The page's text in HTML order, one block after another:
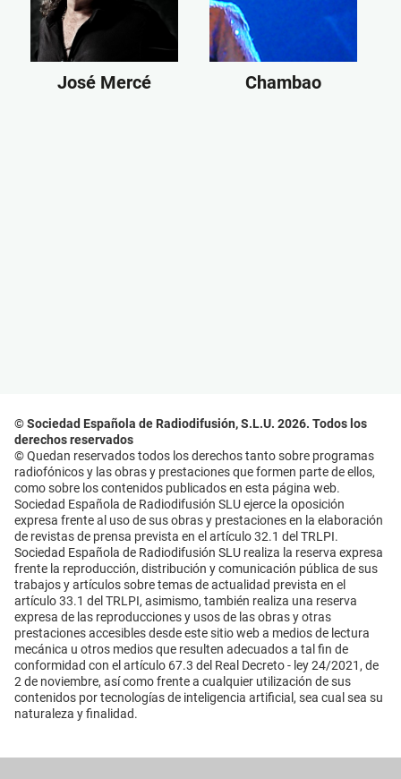
José Mercé Chambao
© Sociedad Española de Radiodifusión, S.L.U. 2026. Todos los
derechos reservados
© Quedan reservados todos los derechos tanto sobre programas
radiofónicos y las obras y prestaciones que formen parte de ellos,
como sobre los contenidos publicados en esta página web.
Sociedad Española de Radiodifusión SLU ejerce la oposición
expresa frente al uso de sus obras y prestaciones en la elaboración
de revistas de prensa prevista en el artículo 32.1 del TRLPI.
Sociedad Española de Radiodifusión SLU realiza la reserva expresa
frente la reproducción, distribución y comunicación pública de sus
trabajos y artículos sobre temas de actualidad prevista en el
artículo 33.1 del TRLPI, asimismo, también realiza una reserva
expresa de las reproducciones y usos de las obras y otras
prestaciones accesibles desde este sitio web a medios de lectura
mecánica u otros medios que resulten adecuados a tal fin de
conformidad con el artículo 67.3 del Real Decreto - ley 24/2021, de
2 de noviembre, así como frente a cualquier utilización de sus
contenidos por tecnologías de inteligencia artificial, sea cual sea su
naturaleza y finalidad.